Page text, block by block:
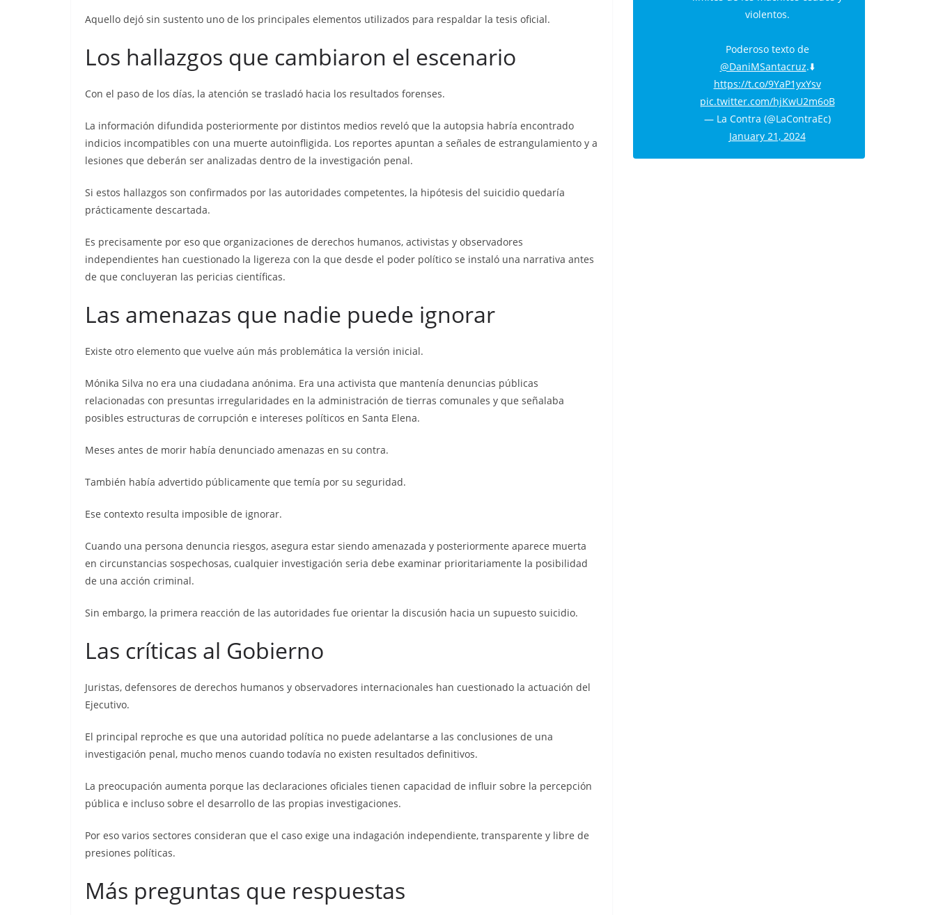
Aquello dejó sin sustento uno de los principales elementos utilizados para respaldar la tesis oficial.
Los hallazgos que cambiaron el escenario
Con el paso de los días, la atención se trasladó hacia los resultados forenses.
La información difundida posteriormente por distintos medios reveló que la autopsia habría encontrado
indicios incompatibles con una muerte autoinfligida. Los reportes apuntan a señales de estrangulamiento y a
lesiones que deberán ser analizadas dentro de la investigación penal.
Si estos hallazgos son confirmados por las autoridades competentes, la hipótesis del suicidio quedaría
prácticamente descartada.
Es precisamente por eso que organizaciones de derechos humanos, activistas y observadores
independientes han cuestionado la ligereza con la que desde el poder político se instaló una narrativa antes
de que concluyeran las pericias científicas.
Las amenazas que nadie puede ignorar
Existe otro elemento que vuelve aún más problemática la versión inicial.
Mónika Silva no era una ciudadana anónima. Era una activista que mantenía denuncias públicas
relacionadas con presuntas irregularidades en la administración de tierras comunales y que señalaba
posibles estructuras de corrupción e intereses políticos en Santa Elena.
Meses antes de morir había denunciado amenazas en su contra.
También había advertido públicamente que temía por su seguridad.
Ese contexto resulta imposible de ignorar.
Cuando una persona denuncia riesgos, asegura estar siendo amenazada y posteriormente aparece muerta
en circunstancias sospechosas, cualquier investigación seria debe examinar prioritariamente la posibilidad
de una acción criminal.
Sin embargo, la primera reacción de las autoridades fue orientar la discusión hacia un supuesto suicidio.
Las críticas al Gobierno
Juristas, defensores de derechos humanos y observadores internacionales han cuestionado la actuación del
Ejecutivo.
El principal reproche es que una autoridad política no puede adelantarse a las conclusiones de una
investigación penal, mucho menos cuando todavía no existen resultados definitivos.
La preocupación aumenta porque las declaraciones oficiales tienen capacidad de influir sobre la percepción
pública e incluso sobre el desarrollo de las propias investigaciones.
Por eso varios sectores consideran que el caso exige una indagación independiente, transparente y libre de
presiones políticas.
Más preguntas que respuestas
violentos.
Poderoso texto de
@DaniMSantacruz.⬇️
https://t.co/9YaP1yxYsv
pic.twitter.com/hjKwU2m6oB
— La Contra (@LaContraEc)
January 21, 2024